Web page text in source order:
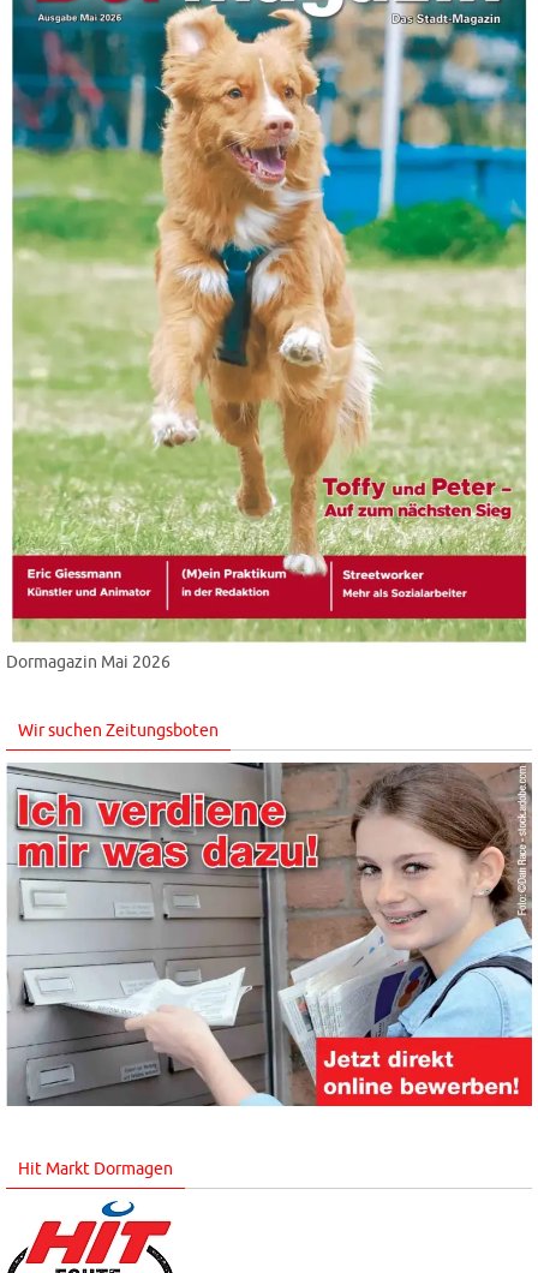
Dormagazin Mai 2026
Wir suchen Zeitungsboten
Hit Markt Dormagen